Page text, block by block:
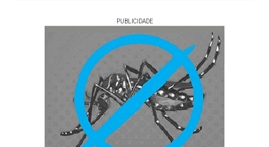
PUBLICIDADE